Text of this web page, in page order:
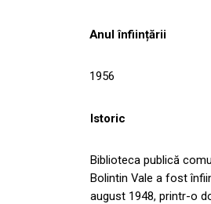
Anul înființării
1956
Istoric
Biblioteca publică
Bolintin Vale a fost
august 1948, printr-o